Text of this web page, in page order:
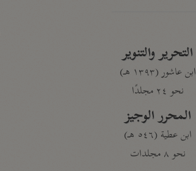
التحرير والتنوير
ابن عاشور (١٣٩٣ هـ)
نحو ٢٤ مجلدًا
المحرر الوجيز
ابن عطية (٥٤٦ هـ)
نحو ٨ مجلدات